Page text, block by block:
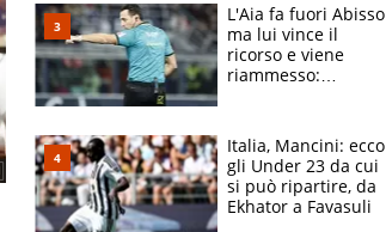
L'Aia fa fuori Abisso
ma lui vince il
ricorso e viene
riammesso:
Italia, Mancini: ecco
gli Under 23 da cui
si può ripartire, da
Ekhator a Favasuli